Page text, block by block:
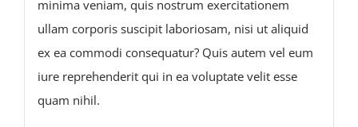
minima veniam, quis nostrum exercitationem
ullam corporis suscipit laboriosam, nisi ut aliquid
ex ea commodi consequatur? Quis autem vel eum
iure reprehenderit qui in ea voluptate velit esse
quam nihil.